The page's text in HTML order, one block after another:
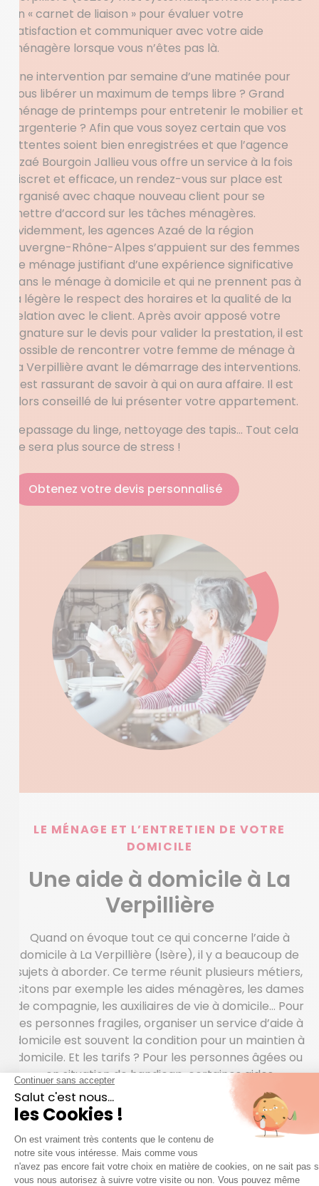
un « carnet de liaison » pour évaluer votre
satisfaction et communiquer avec votre aide
ménagère lorsque vous n’êtes pas là.
Une intervention par semaine d’une matinée pour
vous libérer un maximum de temps libre ? Grand
ménage de printemps pour entretenir le mobilier et
l’argenterie ? Afin que vous soyez certain que vos
attentes soient bien enregistrées et que l’agence
Azaé Bourgoin Jallieu vous offre un service à la fois
discret et efficace, un rendez-vous sur place est
organisé avec chaque nouveau client pour se
mettre d’accord sur les tâches ménagères.
Evidemment, les agences Azaé de la région
Auvergne-Rhône-Alpes s’appuient sur des femmes
de ménage justifiant d’une expérience significative
dans le ménage à domicile et qui ne prennent pas à
la légère le respect des horaires et la qualité de la
relation avec le client. Après avoir apposé votre
signature sur le devis pour valider la prestation, il est
possible de rencontrer votre femme de ménage à
La Verpillière avant le démarrage des interventions.
Il est rassurant de savoir à qui on aura affaire. Il est
alors conseillé de lui présenter votre appartement.
Repassage du linge, nettoyage des tapis… Tout cela
ne sera plus source de stress !
Obtenez votre devis personnalisé
LE MÉNAGE ET L’ENTRETIEN DE VOTRE
DOMICILE
Une aide à domicile à La
Verpillière
Quand on évoque tout ce qui concerne l’aide à
domicile à La Verpillière (Isère), il y a beaucoup de
sujets à aborder. Ce terme réunit plusieurs métiers,
citons par exemple les aides ménagères, les dames
de compagnie, les auxiliaires de vie à domicile… Pour
les personnes fragiles, organiser un service d’aide à
domicile est souvent la condition pour un maintien à
domicile. Et les tarifs ? Pour les personnes âgées ou
en situation de handicap, certaines aides
s’appliquent aux services d’aide à domicile. Avec
Azaé, chacun bénéficie d’une déduction d’impôt
représentant 50% des factures. Il y a aussi le
règlement par CESU préfinancé qui peut être remis
par une commune, un assureur, un comité
d’entreprise…